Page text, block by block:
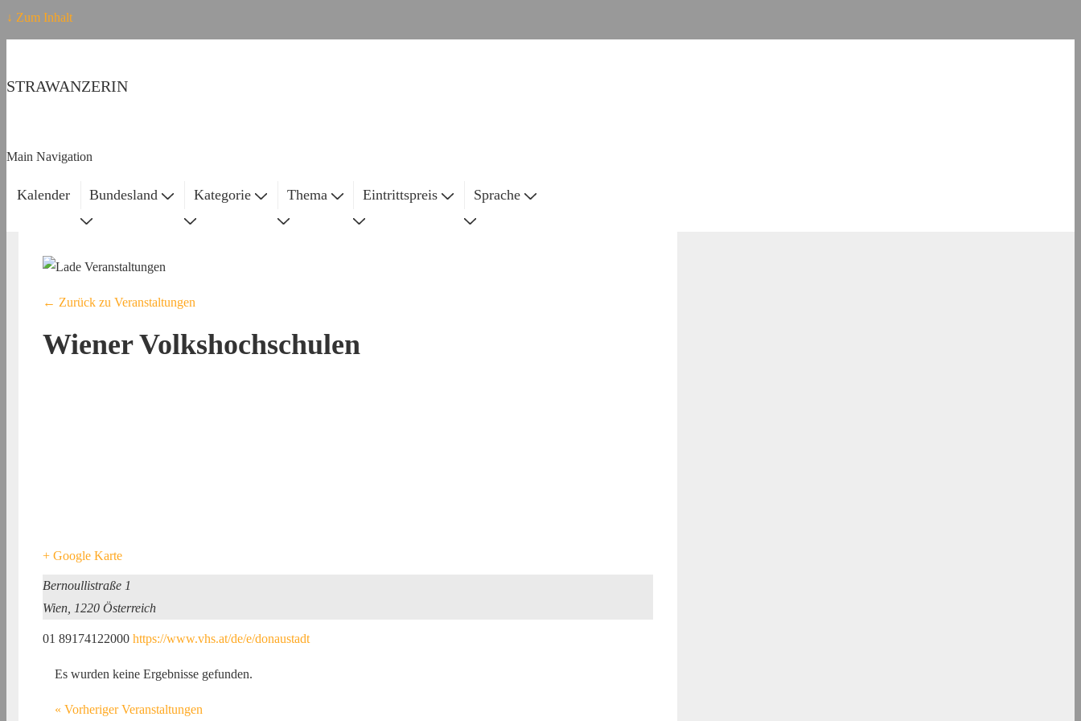
↓ Zum Inhalt
STRAWANZERIN
Main Navigation
Kalender Bundesland Kategorie Thema Eintrittspreis Sprache
← Zurück zu Veranstaltungen
Wiener Volkshochschulen
+ Google Karte
Bernoullistraße 1
Wien 1220 Österreich
01 89174122000 https://www.vhs.at/de/e/donaustadt
Es wurden keine Ergebnisse gefunden.
« Vorheriger Veranstaltungen